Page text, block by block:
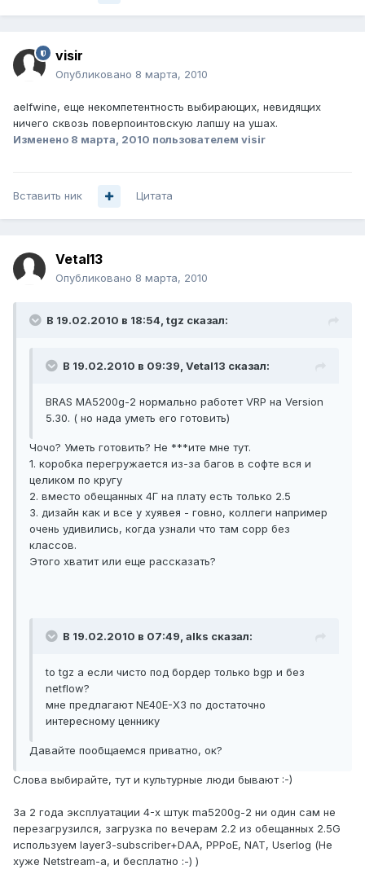
visir
Опубликовано 8 марта, 2010
aelfwine, еще некомпетентность выбирающих, невидящих
ничего сквозь поверпоинтовскую лапшу на ушах.
Изменено 8 марта, 2010 пользователем visir
Вставить ник Цитата
Vetal13
Опубликовано 8 марта, 2010
В 19.02.2010 в 18:54, tgz сказал:
В 19.02.2010 в 09:39, Vetal13 сказал:
BRAS MA5200g-2 нормально работет VRP на Version
5.30. ( но нада уметь его готовить)
Чочо? Уметь готовить? Не ***ите мне тут.
1. коробка перегружается из-за багов в софте вся и
целиком по кругу
2. вместо обещанных 4Г на плату есть только 2.5
3. дизайн как и все у хуявея - говно, коллеги например
очень удивились, когда узнали что там copp без
классов.
Этого хватит или еще рассказать?
В 19.02.2010 в 07:49, alks сказал:
to tgz а если чисто под бордер только bgp и без
netflow?
мне предлагают NE40E-X3 по достаточно
интересному ценнику
Давайте пообщаемся приватно, ок?
Слова выбирайте, тут и культурные люди бывают :-)
За 2 года эксплуатации 4-х штук ma5200g-2 ни один сам не
перезагрузился, загрузка по вечерам 2.2 из обещанных 2.5G
используем layer3-subscriber+DAA, PPPoE, NAT, Userlog (Не
хуже Netstream-а, и бесплатно :-) )